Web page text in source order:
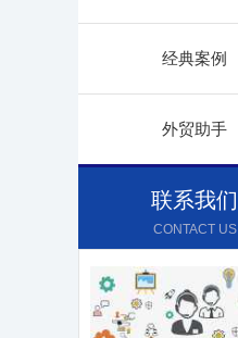
经典案例
外贸助手
联系我们
CONTACT US